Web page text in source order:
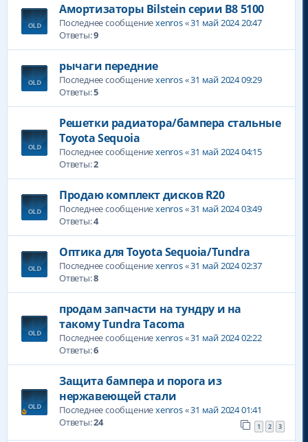
Амортизаторы Bilstein серии В8 5100
Последнее сообщениеxenros«31 май 2024 20:47
Ответы:9
рычаги передние
Последнее сообщениеxenros«31 май 2024 09:29
Ответы:5
Решетки радиатора/бампера стальные
Toyota Sequoia
Последнее сообщениеxenros«31 май 2024 04:15
Ответы:2
Продаю комплект дисков R20
Последнее сообщениеxenros«31 май 2024 03:49
Ответы:4
Оптика для Toyota Sequoia/Tundra
Последнее сообщениеxenros«31 май 2024 02:37
Ответы:8
продам запчасти на тундру и на
такому Tundra Tacoma
Последнее сообщениеxenros«31 май 2024 02:22
Ответы:6
Защита бампера и порога из
нержавеющей стали
Последнее сообщениеxenros«31 май 2024 01:41
Ответы:24 1 2 3